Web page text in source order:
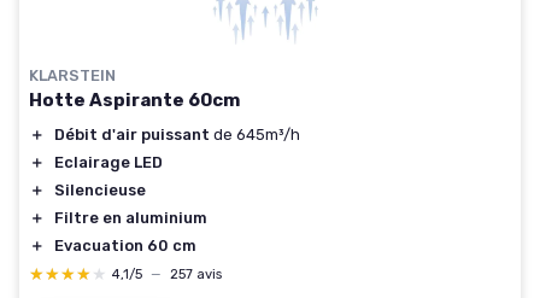
KLARSTEIN
Hotte Aspirante 60cm
＋ Débit d'air puissant de 645m³/h
＋
Eclairage LED
＋
Silencieuse
＋
Filtre en aluminium
＋
Evacuation 60 cm
★★★★★
★★★★★ 4,1/5 — 257 avis